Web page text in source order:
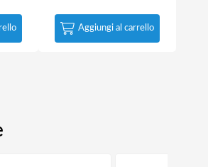
Aggiungi al carrello